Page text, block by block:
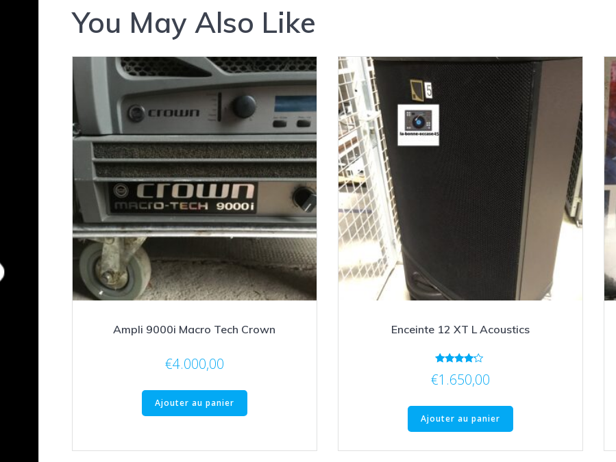
You May Also Like
Ampli 9000i Macro Tech Crown
€4.000,00
Ajouter au panier
Enceinte 12 XT L Acoustics
4.00
€1.650,00
Ajouter au panier